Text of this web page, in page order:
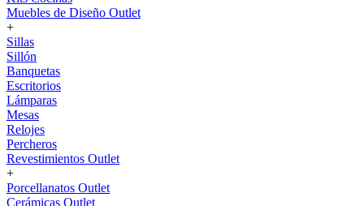
Muebles de Diseño Outlet
+
Sillas
Sillón
Banquetas
Escritorios
Lámparas
Mesas
Relojes
Percheros
Revestimientos Outlet
+
Porcellanatos Outlet
Cerámicas Outlet